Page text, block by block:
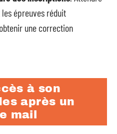
épreuves réduit
une correction
à son
après un
mail